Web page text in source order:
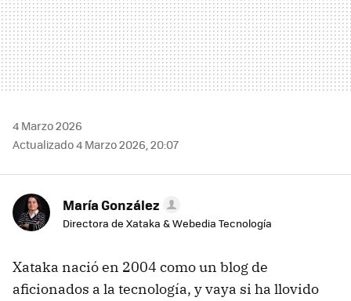
4 Marzo 2026
Actualizado 4 Marzo 2026, 20:07
María González
Directora de Xataka & Webedia Tecnología
Xataka nació en 2004 como un blog de
aficionados a la tecnología, y vaya si ha llovido